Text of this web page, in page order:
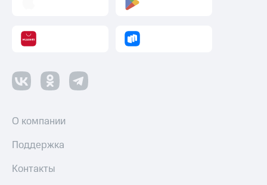
Акции
и
Все
О компании
Поддержка
Контакты